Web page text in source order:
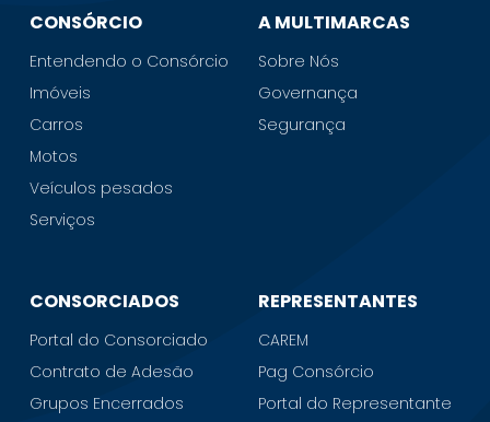
CONSÓRCIO
Entendendo o Consórcio
Imóveis
Carros
Motos
Veículos pesados
Serviços
A MULTIMARCAS
Sobre Nós
Governança
Segurança
CONSORCIADOS
Portal do Consorciado
Contrato de Adesão
Grupos Encerrados
REPRESENTANTES
CAREM
Pag Consórcio
Portal do Representante